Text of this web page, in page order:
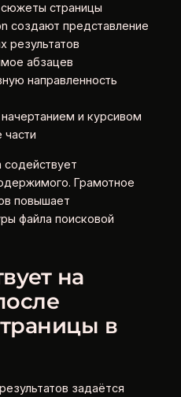
сюжеты страницы
создают представление
результатов
абзацев
направленность
и курсивом
Грамотное
повышает
файла поисковой
на
в
задаётся